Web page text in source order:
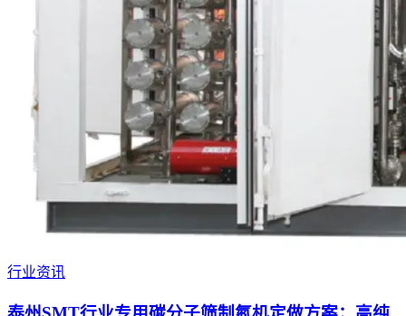
行业资讯